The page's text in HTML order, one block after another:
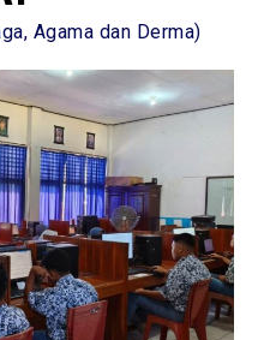
Agama dan Derma)